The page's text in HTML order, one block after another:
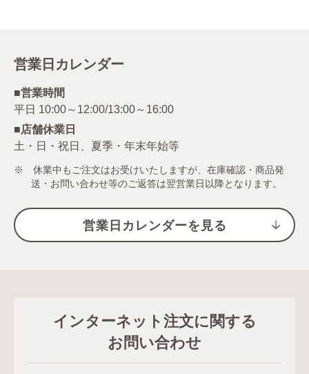
営業日カレンダー
■営業時間
■店舗休業日
土・日・祝日、夏季・年末年始等
※ 休業中もご注文はお受けいたしますが、在庫確認・商品発
送・お問い合わせ等のご返答は翌営業日以降となります。
営業日カレンダーを見る
インターネット注文に関する
お問い合わせ